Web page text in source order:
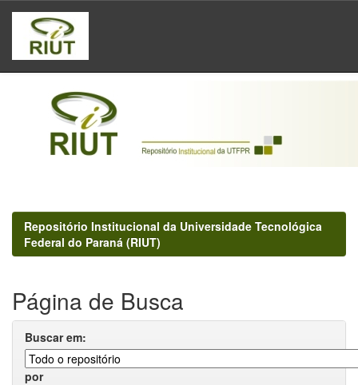
Skip
navigation
Repositório Institucional da Universidade Tecnológica
Federal do Paraná (RIUT)
Página de Busca
Buscar em:
por